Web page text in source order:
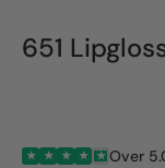
651
★ ★ ★ ★ ★ Over